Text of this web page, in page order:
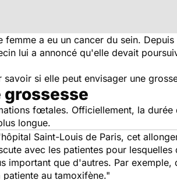
a eu un cancer du sein.
lui a annoncé qu'elle devait
si elle peut envisager une
fœtales. Officiellement, la durée
longue.
Saint-Louis de Paris, cet
avec les patientes pour lesquelles
important que d'autres. Par exemple,
au tamoxifène."